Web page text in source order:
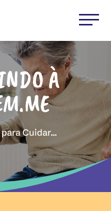
À
Cuidar...